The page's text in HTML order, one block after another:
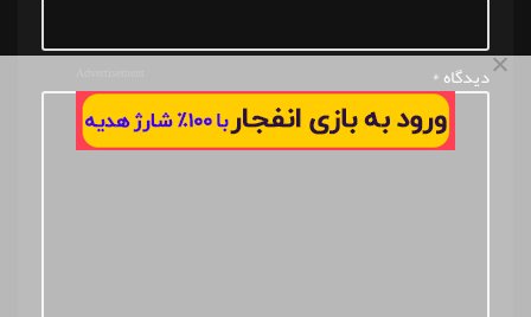
دیدگاه *